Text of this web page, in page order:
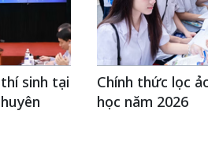
sinh tại
Chính thức lọc
học năm 2026